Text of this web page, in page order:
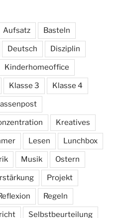
Aufsatz Basteln
Deutsch Disziplin
Kinderhomeoffice
Klasse 3 Klasse 4
Kreatives
Lesen Lunchbox
Musik Ostern
Projekt
Regeln
Selbstbeurteilung